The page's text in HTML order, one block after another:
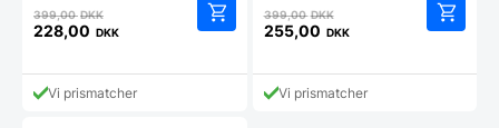
399,00DKKDen
oprindelige
var:
399,00 DKK.
228,00 DKK
aktuelle
prisVi prismatcher
399,00DKKDen
oprindelige
var:
399,00 DKK.
255,00 DKK
aktuelle
prisVi prismatcher